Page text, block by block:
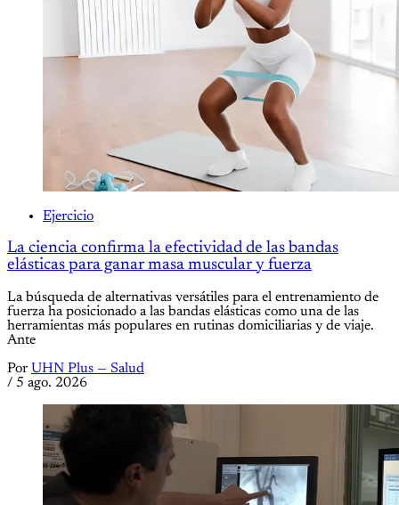
Ejercicio
La ciencia confirma la efectividad de las bandas
elásticas para ganar masa muscular y fuerza
La búsqueda de alternativas versátiles para el entrenamiento de
fuerza ha posicionado a las bandas elásticas como una de las
herramientas más populares en rutinas domiciliarias y de viaje.
Ante
Por UHN Plus — Salud
/ 5 ago. 2026